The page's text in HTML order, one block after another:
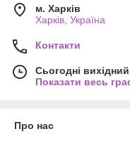
м. Харків
Харків, Україна
Контакти
Сьогодні вихідний
Показати весь
Про нас